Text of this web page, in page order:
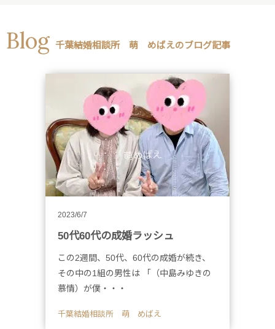
Blog 千葉結婚相談所 萌 めばえのブログ記事
2023/6/7
50代60代の成婚ラッシュ
この2週間、50代、60代の成婚が続き、
その中の1組の男性は 「（中島みゆきの
慕情）が僕・・・
千葉結婚相談所 萌 めばえ